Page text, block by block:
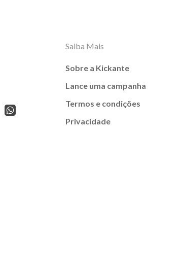
Saiba Mais
Sobre a Kickante
Lance uma campanha
Termos e condições
Privacidade